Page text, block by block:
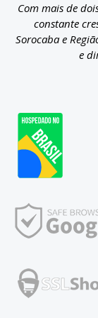
Com mais de
constante
Sorocaba e
e